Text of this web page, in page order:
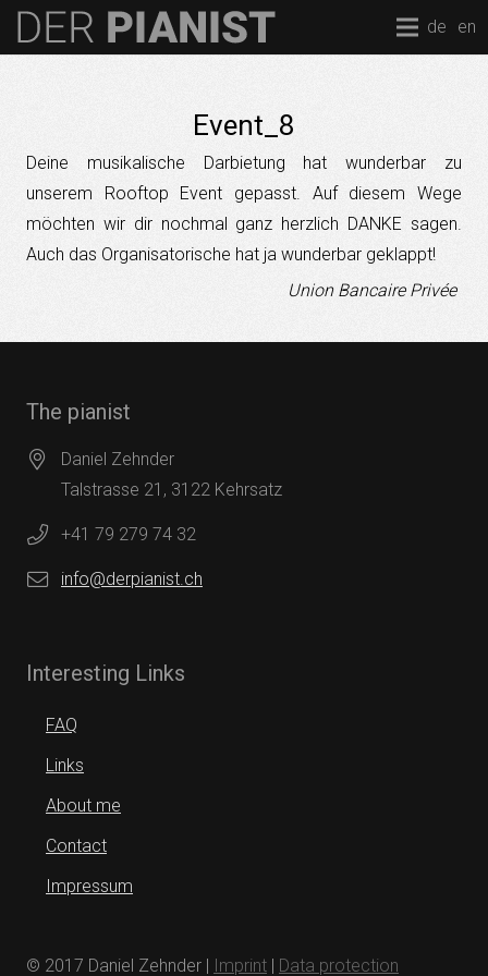
de en
Event_8
Deine musikalische Darbietung hat wunderbar zu
unserem Rooftop Event gepasst. Auf diesem Wege
möchten wir dir nochmal ganz herzlich DANKE sagen.
Auch das Organisatorische hat ja wunderbar geklappt!
Union Bancaire Privée
The pianist
Daniel Zehnder
Talstrasse 21, 3122 Kehrsatz
+41 79 279 74 32
info@derpianist.ch
Interesting Links
FAQ
Links
About me
Contact
Impressum
© 2017 Daniel Zehnder | Imprint | Data protection